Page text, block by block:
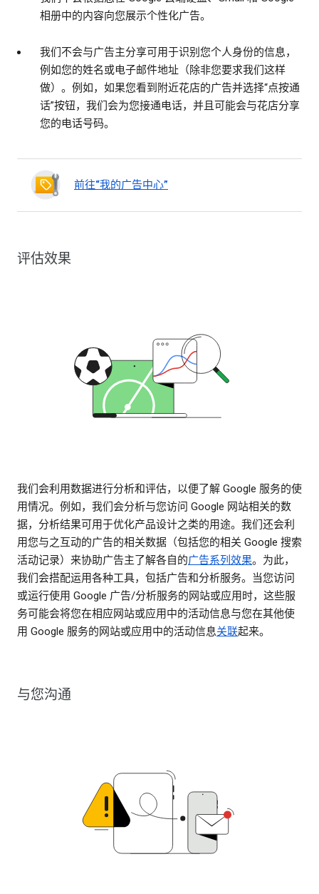
相册中的内容向您展示个性化广告。
我们不会与广告主分享可用于识别您个人身份的信息，
例如您的姓名或电子邮件地址（除非您要求我们这样
做）。例如，如果您看到附近花店的广告并选择“点按通
话”按钮，我们会为您接通电话，并且可能会与花店分享
您的电话号码。
前往“我的广告中心”
评估效果
我们会利用数据进行分析和评估，以便了解 Google 服务的使
用情况。例如，我们会分析与您访问 Google 网站相关的数
据，分析结果可用于优化产品设计之类的用途。我们还会利
用您与之互动的广告的相关数据（包括您的相关 Google 搜索
活动记录）来协助广告主了解各自的广告系列效果。为此，
我们会搭配运用各种工具，包括广告和分析服务。当您访问
或运行使用 Google 广告/分析服务的网站或应用时，这些服
务可能会将您在相应网站或应用中的活动信息与您在其他使
用 Google 服务的网站或应用中的活动信息关联起来。
与您沟通